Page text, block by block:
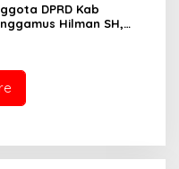
DPRD Kab
Hilman SH,